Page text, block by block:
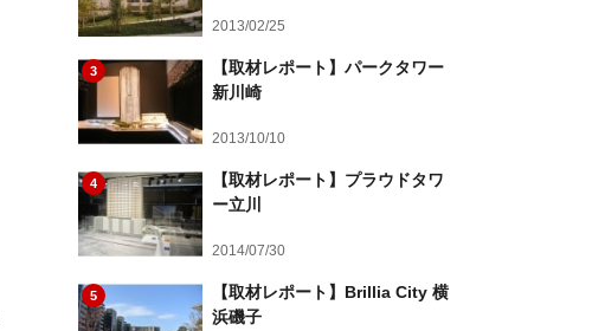
2013/02/25
3
【取材レポート】パークタワー
新川崎
2013/10/10
4
【取材レポート】プラウドタワ
ー立川
2014/07/30
5
【取材レポート】Brillia City 横
浜磯子